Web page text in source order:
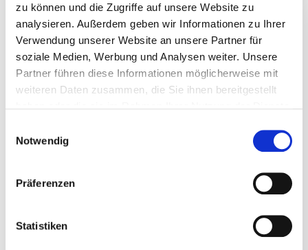
zu können und die Zugriffe auf unsere Website zu
analysieren. Außerdem geben wir Informationen zu Ihrer
Verwendung unserer Website an unsere Partner für
soziale Medien, Werbung und Analysen weiter. Unsere
Partner führen diese Informationen möglicherweise mit
weiteren Daten zusammen, die Sie ihnen bereitgestellt
Notwendig
Präferenzen
Statistiken
März 2025
Januar 2025
Dezember 2024
November 2024
Oktober 2024
Oktober 2023